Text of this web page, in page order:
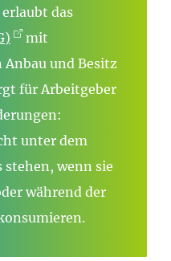
das
mit
und Besitz
für Arbeitgeber
unter dem
stehen, wenn sie
während der